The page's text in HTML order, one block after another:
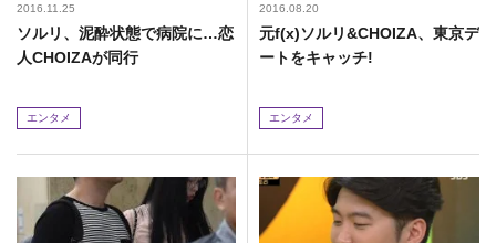
2016.11.25
ソルリ、泥酔状態で病院に…恋
人CHOIZAが同行
エンタメ
2016.08.20
元f(x)ソルリ&CHOIZA、東京デ
ートをキャッチ!
エンタメ